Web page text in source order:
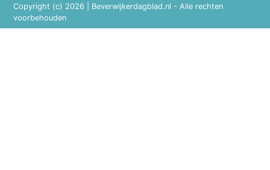
Copyright (c) 2026 | Beverwijkerdagblad.nl - Alle rechten
voorbehouden